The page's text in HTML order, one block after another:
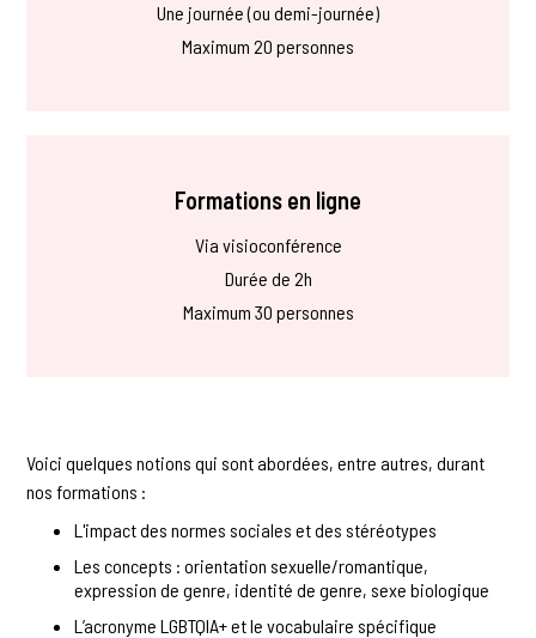
Une journée (ou demi-journée)
Maximum 20 personnes
Formations en ligne
Via visioconférence
Durée de 2h
Maximum 30 personnes
Voici quelques notions qui sont abordées, entre autres, durant
nos formations :
L'impact des normes sociales et des stéréotypes
Les concepts : orientation sexuelle/romantique,
expression de genre, identité de genre, sexe biologique
L’acronyme LGBTQIA+ et le vocabulaire spécifique